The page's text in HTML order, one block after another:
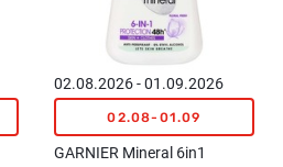
02.08.2026 - 01.09.2026
02.08-01.09
GARNIER Mineral 6in1